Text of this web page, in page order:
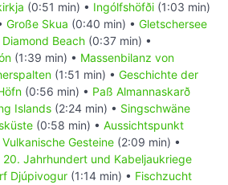
(0:51 min) • Ingólfshöfði (1:03 min)
Große Skua (0:40 min) • Gletschersee
Diamond Beach (0:37 min) •
(1:39 min) • Massenbilanz von
(1:51 min) • Geschichte der
(0:56 min) • Paß Almannaskarð
Islands (2:24 min) • Singschwäne
(0:58 min) • Aussichtspunkt
Vulkanische Gesteine (2:09 min) •
Jahrhundert und Kabeljaukriege
Djúpivogur (1:14 min) • Fischzucht